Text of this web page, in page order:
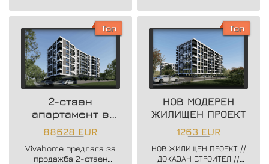
жилищна сграда в жк.
Владислав Варненчик.
бутикова сграда в кв.
Възраждане 3.
Топ
2-стаен
апартамент в
нова жилищна
сграда
88628 EUR
Vivahome предлага за
продажба 2-стаен
Топ
НОВ МОДЕРЕН
ЖИЛИЩЕН ПРОЕКТ
1263 EUR
НОВ ЖИЛИЩЕН ПРОЕКТ //
ДОКАЗАН СТРОИТЕЛ //